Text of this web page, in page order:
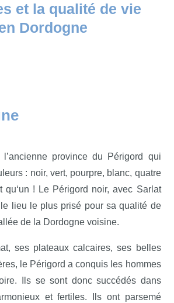
et la qualité de vie
Dordogne
province du Périgord qui
: noir, vert, pourpre, blanc, quatre
qu‘un ! Le Périgord noir, avec Sarlat
lieu le plus prisé pour sa qualité de
de la Dordogne voisine.
ses plateaux calcaires, ses belles
le Périgord a conquis les hommes
Ils se sont donc succédés dans
et fertiles. Ils ont parsemé